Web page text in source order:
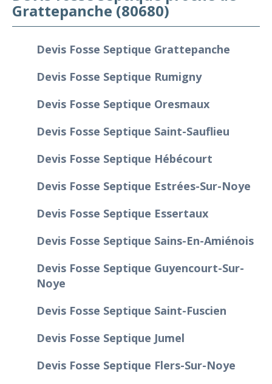
Grattepanche (80680)
Devis Fosse Septique Grattepanche
Devis Fosse Septique Rumigny
Devis Fosse Septique Oresmaux
Devis Fosse Septique Saint-Sauflieu
Devis Fosse Septique Hébécourt
Devis Fosse Septique Estrées-Sur-Noye
Devis Fosse Septique Essertaux
Devis Fosse Septique Sains-En-Amiénois
Devis Fosse Septique Guyencourt-Sur-
Noye
Devis Fosse Septique Saint-Fuscien
Devis Fosse Septique Jumel
Devis Fosse Septique Flers-Sur-Noye